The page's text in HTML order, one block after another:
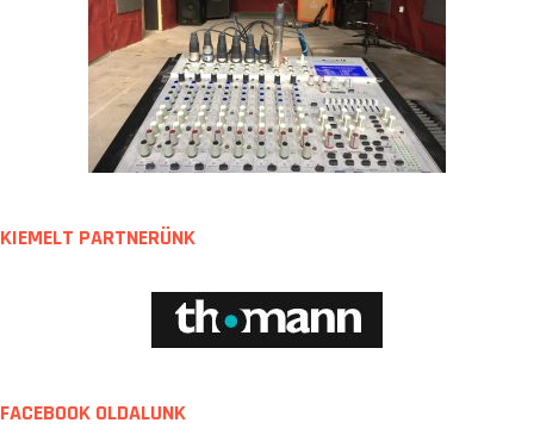
KIEMELT PARTNERÜNK
FACEBOOK OLDALUNK